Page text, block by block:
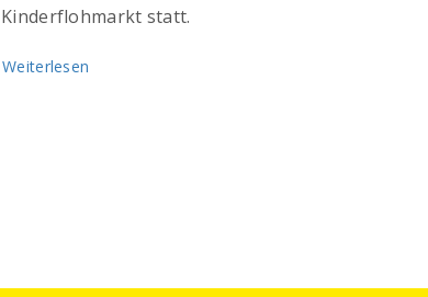
Kinderflohmarkt statt.
Weiterlesen